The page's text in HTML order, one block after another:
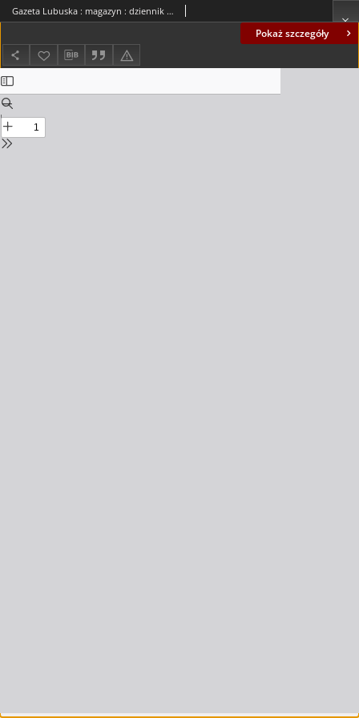
Pokaż szczegóły
Gazeta Lubuska : magazyn : dziennik Polskiej Zjednoczonej Partii Robotniczej : Zielona Góra - Gorzów R. XXVII Nr 100 (5/6 maja 1979). - Wyd. A